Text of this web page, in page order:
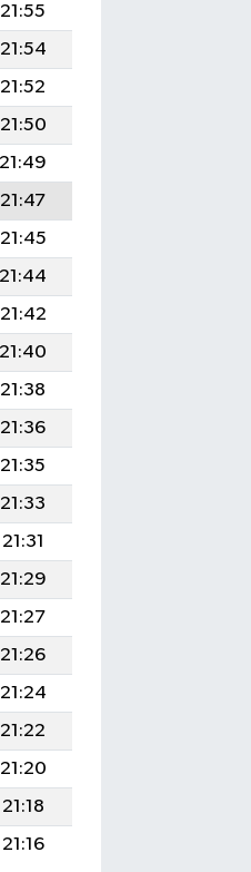
21:55
21:54
21:52
21:50
21:49
21:47
21:45
21:44
21:42
21:40
21:38
21:36
21:35
21:33
21:31
21:29
21:27
21:26
21:24
21:22
21:20
21:18
21:16